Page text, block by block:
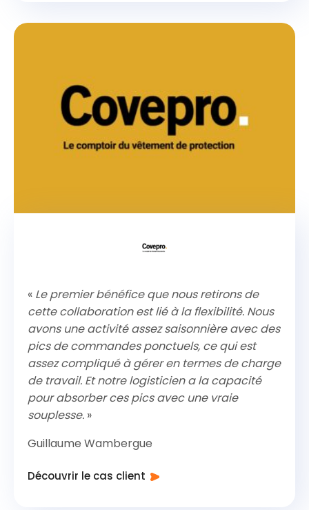
Découvrir le cas client
« Le premier bénéfice que nous retirons de
cette collaboration est lié à la flexibilité. Nous
avons une activité assez saisonnière avec des
pics de commandes ponctuels, ce qui est
assez compliqué à gérer en termes de charge
de travail. Et notre logisticien a la capacité
pour absorber ces pics avec une vraie
souplesse. »
Guillaume Wambergue